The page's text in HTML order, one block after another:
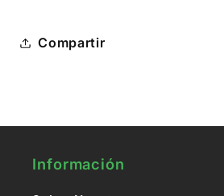
Compartir
Información